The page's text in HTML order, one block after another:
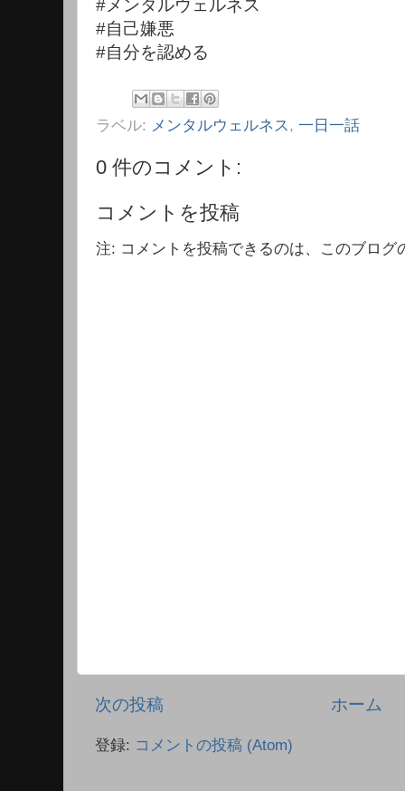
#メンタルウェルネス
#自己嫌悪
#自分を認める
ラベル: メンタルウェルネス, 一日一話
0 件のコメント:
コメントを投稿
注: コメントを投稿できるのは、このブログ
次の投稿 ホーム
登録: コメントの投稿 (Atom)